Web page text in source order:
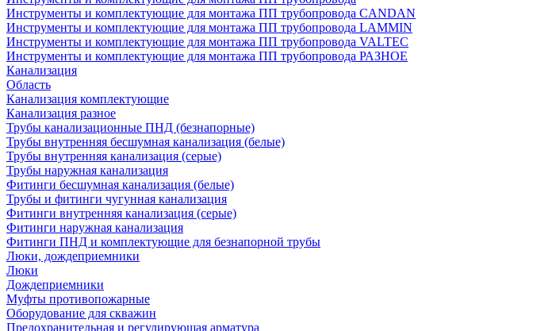
Инструменты и комплектующие для монтажа ПП трубопровода CANDAN
Инструменты и комплектующие для монтажа ПП трубопровода LAMMIN
Инструменты и комплектующие для монтажа ПП трубопровода VALTEC
Инструменты и комплектующие для монтажа ПП трубопровода РАЗНОЕ
Канализация
Область
Канализация комплектующие
Канализация разное
Трубы канализационные ПНД (безнапорные)
Трубы внутренняя бесшумная канализация (белые)
Трубы внутренняя канализация (серые)
Трубы наружная канализация
Фитинги бесшумная канализация (белые)
Трубы и фитинги чугунная канализация
Фитинги внутренняя канализация (серые)
Фитинги наружная канализация
Фитинги ПНД и комплектующие для безнапорной трубы
Люки, дождеприемники
Люки
Дождеприемники
Муфты противопожарные
Оборудование для скважин
Предохранительная и регулирующая арматура